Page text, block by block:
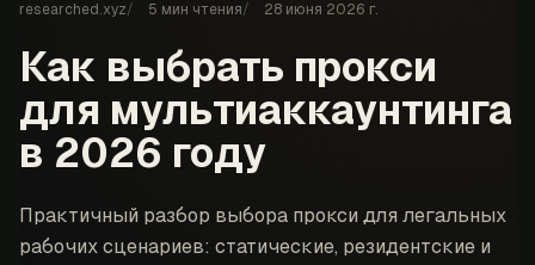
researched.xyz 5 мин чтения 28 июня 2026 г.
Как выбрать прокси
для мультиаккаунтинга
в 2026 году
Практичный разбор выбора прокси для легальных
рабочих сценариев: статические, резидентские и